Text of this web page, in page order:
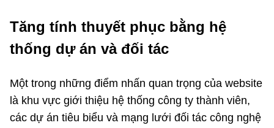
Tăng tính thuyết phục bằng hệ
thống dự án và đối tác
Một trong những điểm nhấn quan trọng của website
là khu vực giới thiệu hệ thống công ty thành viên,
các dự án tiêu biểu và mạng lưới đối tác công nghệ